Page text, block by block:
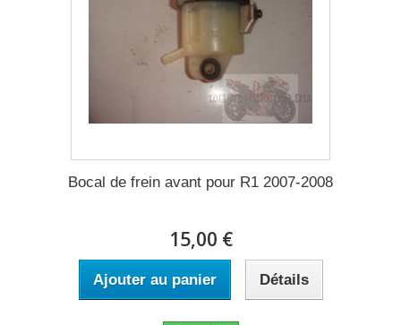
Bocal de frein avant pour R1 2007-2008
15,00 €
Ajouter au panier Détails